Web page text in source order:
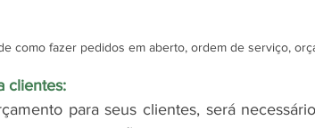
como fazer pedidos em aberto, ordem de serviço,
clientes:
para seus clientes, será